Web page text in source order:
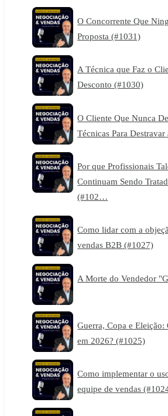
O Concorrente Que
Proposta (#1031)
A Técnica que Faz o
Desconto (#1030)
O Cliente Que Nunca
Técnicas Para
Por que Profissionais
Continuam Sendo
(#102…
Como lidar com a
vendas B2B (#1027)
A Morte do Vendedor
Guerra, Copa e Eleição:
em 2026? (#1025)
Como implementar o
equipe de vendas